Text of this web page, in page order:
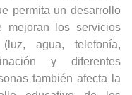
permita un desarrollo
mejoran los servicios
agua, telefonía,
y diferentes
también afecta la